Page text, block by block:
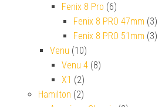
Fenix 8 Pro (6)
Fenix 8 PRO 47mm (3)
Fenix 8 PRO 51mm (3)
Venu (10)
Venu 4 (8)
X1 (2)
Hamilton (2)